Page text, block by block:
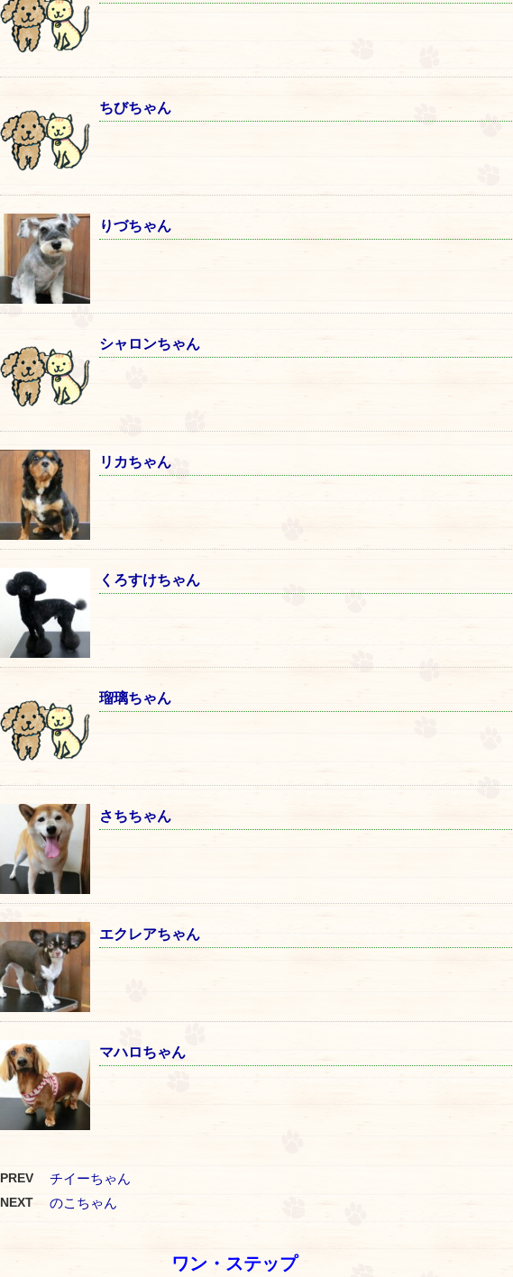
ちびちゃん
りづちゃん
シャロンちゃん
リカちゃん
くろすけちゃん
瑠璃ちゃん
さちちゃん
エクレアちゃん
マハロちゃん
PREV チイーちゃん
NEXT のこちゃん
ワン・ステップ